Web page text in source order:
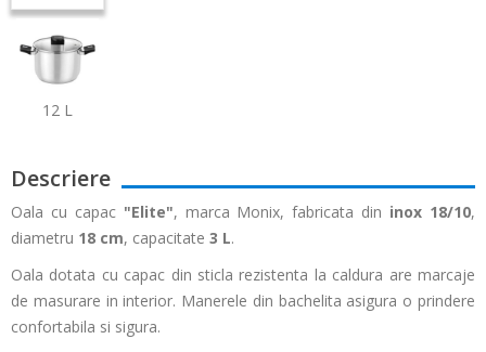
12 L
Descriere
Oala cu capac"Elite", marca Monix, fabricata din inox 18/10,
diametru 18 cm, capacitate 3 L.
Oala dotata cu capac din sticla rezistenta la caldura are marcaje
de masurare in interior. Manerele din bachelita asigura o prindere
confortabila si sigura.